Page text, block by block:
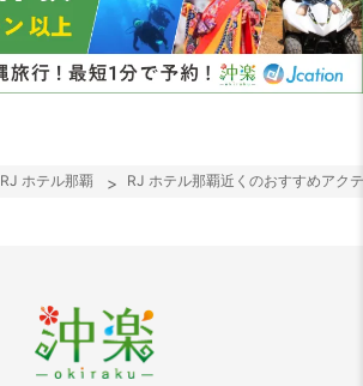
RJ ホテル那覇 RJ ホテル那覇近くのおすすめアク